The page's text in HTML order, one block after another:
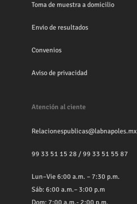
Toma de muestra a domicilio
Envio de resultados
Convenios
Aviso de privacidad
Atención al ciente
Relacionespublicas@labnapoles.mx
99 33 51 15 28 /99 33 51 55 87
Lun–Vie 6:00 a.m. – 7:30 p.m.
Sáb: 6:00 a.m.– 3:00 p.m
Dom: 7:00 a.m.- 2:00 p.m.